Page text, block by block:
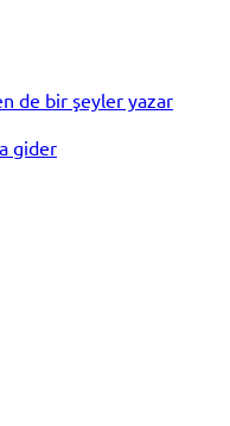
de bir şeyler yazar
gider